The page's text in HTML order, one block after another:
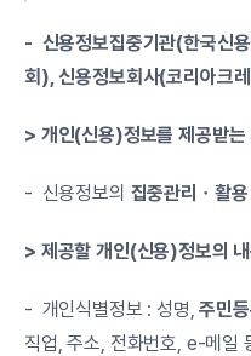
-  신용정보집중기관(한국신
회), 신용정보회사(코리아크
> 개인(신용)정보를 제공받는
-  신용정보의 집중관리ㆍ활
> 제공할 개인(신용)정보의
-  개인식별정보 : 성명, 주민
직업, 주소, 전화번호, e-메일